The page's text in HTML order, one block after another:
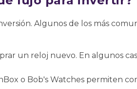
Algunos de los más
un reloj nuevo. En algunos
o Bob's Watches permiten